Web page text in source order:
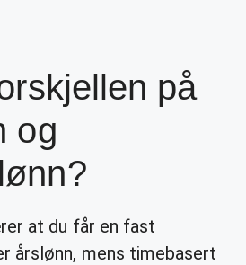
på
og
at du får en fast
årslønn, mens timebasert